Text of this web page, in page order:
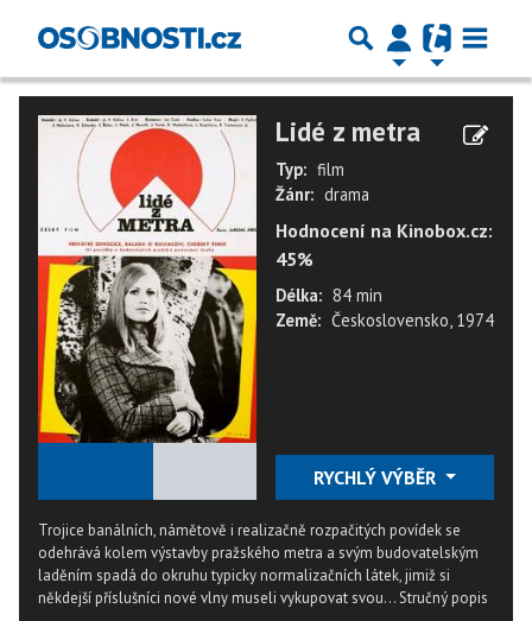
Lidé z metra
Typ: film
Žánr: drama
Hodnocení na Kinobox.cz:
45%
Délka: 84 min
Země: Československo, 1974
RYCHLÝ VÝBĚR
Trojice banálních, námětově i realizačně rozpačitých povídek se
odehrává kolem výstavby pražského metra a svým budovatelským
laděním spadá do okruhu typicky normalizačních látek, jimiž si
někdejší příslušníci nové vlny museli vykupovat svou...Stručný popis